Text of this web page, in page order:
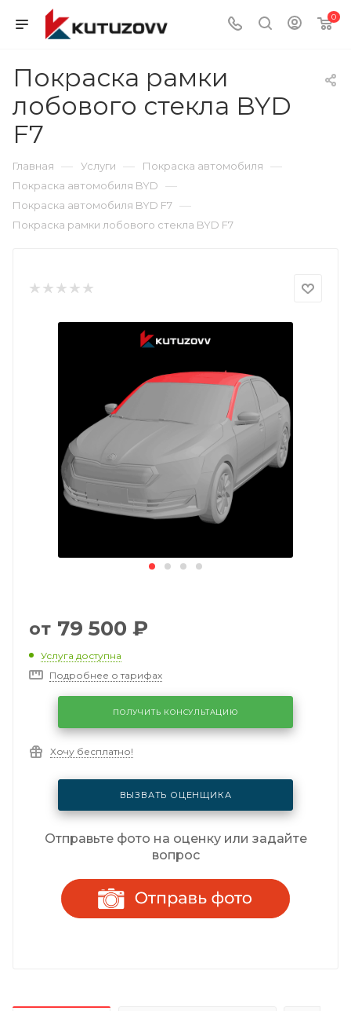
0
Покраска рамки
лобового стекла BYD
F7
Главная — Услуги — Покраска автомобиля —
Покраска автомобиля BYD —
Покраска автомобиля BYD F7 —
Покраска рамки лобового стекла BYD F7
от 79 500 ₽
Услуга доступна
Подробнее о тарифах
ПОЛУЧИТЬ КОНСУЛЬТАЦИЮ
Хочу бесплатно!
ВЫЗВАТЬ ОЦЕНЩИКА
Отправьте фото на оценку или задайте
вопрос